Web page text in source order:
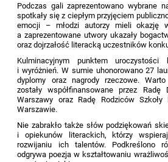
Podczas gali zaprezentowano wybrane
spotkały się z ciepłym przyjęciem
emocji – młodzi autorzy mieli okazję
a zaprezentowane utwory ukazały
oraz dojrzałość literacką uczestników
Kulminacyjnym punktem uroczystości
i wyróżnień. W sumie uhonorowano 27
dyplomy oraz nagrody rzeczowe.
zostały współfinansowane przez Radę
Warszawy oraz Radę Rodziców
Warszawie.
Nie zabrakło także słów podziękowań
i opiekunów literackich, którzy
rozwijaniu ich talentów. Podkreślono
odgrywa poezja w kształtowaniu